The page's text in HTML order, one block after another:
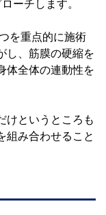
ーチします。
を重点的に施術
し、筋膜の硬縮を
体全体の連動性を
けというところも
組み合わせること